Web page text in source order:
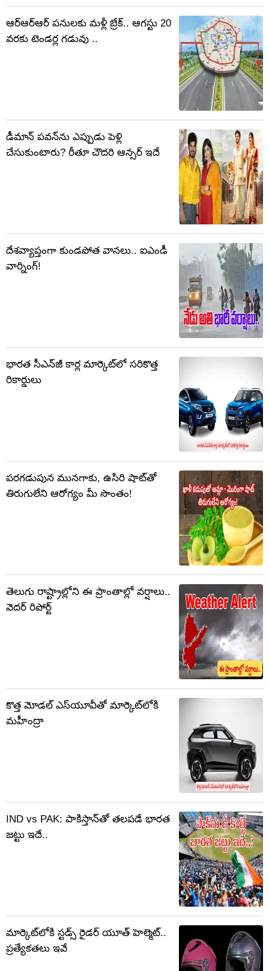
ఆర్ఆర్ఆర్ పనులకు మళ్లీ బ్రేక్.. ఆగస్టు 20
వరకు టెండర్ల గడువు ..
డీమాన్ పవన్‌ను ఎప్పుడు పెళ్లి
చేసుకుంటారు? రీతూ చౌదరి ఆన్సర్ ఇదే
దేశవ్యాప్తంగా కుండపోత వానలు.. ఐఎండీ
వార్నింగ్!
భారత సీఎన్‌జీ కార్ల మార్కెట్‌లో సరికొత్త
రికార్డులు
పరగడుపున మునగాకు, ఉసిరి షాట్‌తో
తిరుగులేని ఆరోగ్యం మీ సొంతం!
తెలుగు రాష్ట్రాల్లోని ఈ ప్రాంతాల్లో వర్షాలు..
వెదర్ రిపోర్ట్
కొత్త మోడల్‌ ఎస్‌యూవీతో మార్కెట్‌లోకి
మహీంద్రా
IND vs PAK: పాకిస్తాన్‌తో తలపడే భారత
జట్టు ఇదే..
మార్కెట్‌లోకి స్టడ్స్ రైడర్ యూత్ హెల్మెట్..
ప్రత్యేకతలు ఇవే